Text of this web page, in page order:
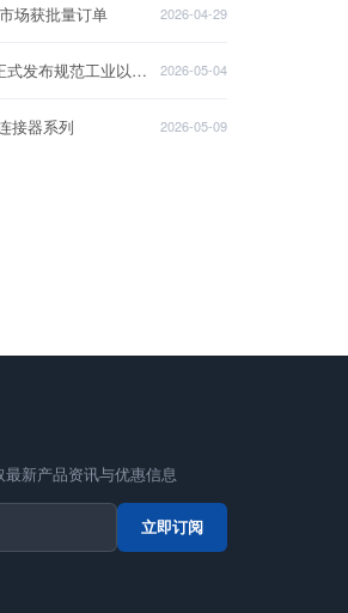
场获批量订单 2026-04-29
连接器标准更新：IEC 63171-7正式发布规范工业以太网接口 2026-05-04
接器系列 2026-05-09
新产品资讯与优惠信息
立即订阅